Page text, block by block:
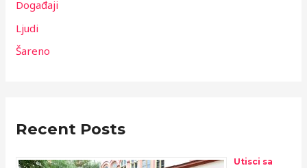
Događaji
Ljudi
Šareno
Recent Posts
Utisci sa